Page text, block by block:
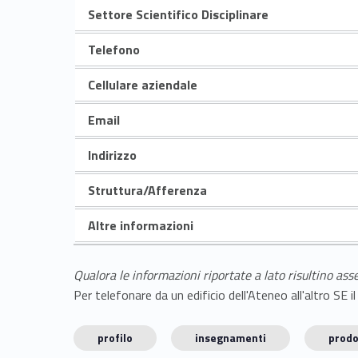
Settore Scientifico Disciplinare
Telefono
Cellulare aziendale
Email
Indirizzo
Struttura/Afferenza
Altre informazioni
Qualora le informazioni riportate a lato risultino
Per telefonare da un edificio dell'Ateneo all'altro
profilo insegnamenti